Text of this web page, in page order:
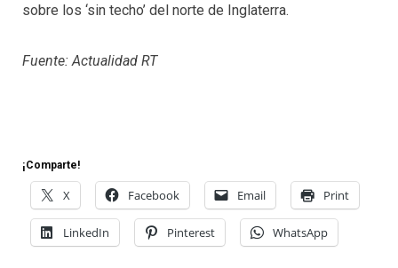
sobre los ‘sin techo’ del norte de Inglaterra.
Fuente: Actualidad RT
¡Comparte!
X Facebook Email Print
LinkedIn Pinterest WhatsApp